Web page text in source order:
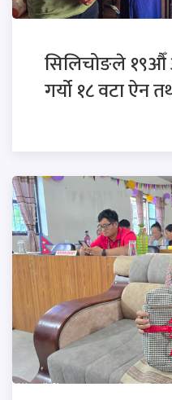
सिलिचोङले १९औँ
गर्यो १८ वटा ऐन